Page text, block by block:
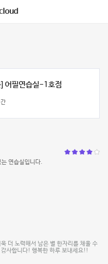
어필연습실-1호점
연습실입니다.
더 노력해서 남은 별 한자리를 채울 수
사합니다! 행복한 하루 보내세요!!